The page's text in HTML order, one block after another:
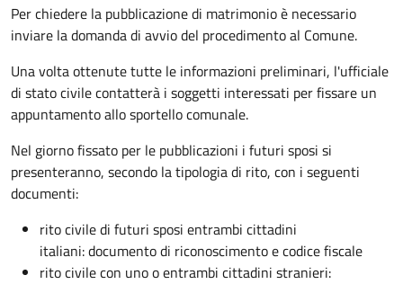
Per chiedere la pubblicazione di matrimonio è necessario
inviare la domanda di avvio del procedimento al Comune.
Una volta ottenute tutte le informazioni preliminari, l'ufficiale
di stato civile contatterà i soggetti interessati per fissare un
appuntamento allo sportello comunale.
Nel giorno fissato per le pubblicazioni i futuri sposi si
presenteranno, secondo la tipologia di rito, con i seguenti
documenti:
rito civile di futuri sposi entrambi cittadini
italiani: documento di riconoscimento e codice fiscale
rito civile con uno o entrambi cittadini stranieri: